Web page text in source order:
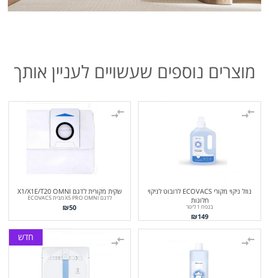
מוצרים נוספים שעשויים לעניין אותך
נוזל ניקוי מקורי ECOVACS לרובוט לניקוי
חלונות
בנפח 1 ליטר
₪149
שקית מקורית לדגם X1/X1E/T20 OMNI
לדגם X5 PRO OMNI מבית ECOVACS
₪50
חדש